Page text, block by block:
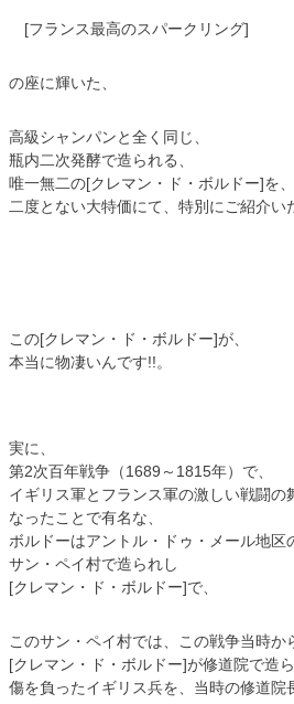
[フランス最高のスパークリング]
の座に輝いた、
高級シャンパンと全く同じ、
瓶内二次発酵で造られる、
唯一無二の[クレマン・ド・ボルドー]を、
二度とない大特価にて、特別にご紹介い
この[クレマン・ド・ボルドー]が、
本当に物凄いんです!!。
実に、
第2次百年戦争（1689～1815年）で、
イギリス軍とフランス軍の激しい戦闘の
なったことで有名な、
ボルドーはアントル・ドゥ・メール地区
サン・ペイ村で造られし
[クレマン・ド・ボルドー]で、
このサン・ペイ村では、この戦争当時か
[クレマン・ド・ボルドー]が修道院で造ら
傷を負ったイギリス兵を、当時の修道院